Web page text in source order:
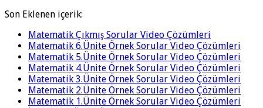
Son Eklenen içerik:
Matematik Çıkmış Sorular Video Çözümleri
Matematik 6.Ünite Örnek Sorular Video Çözümleri
Matematik 5.Ünite Örnek Sorular Video Çözümleri
Matematik 4.Ünite Örnek Sorular Video Çözümleri
Matematik 3.Ünite Örnek Sorular Video Çözümleri
Matematik 2.Ünite Örnek Sorular Video Çözümleri
Matematik 1.Ünite Örnek Sorular Video Çözümleri